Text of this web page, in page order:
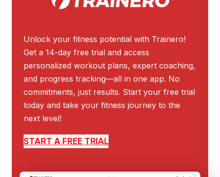
Unlock your fitness potential with Trainero!
Get a 14-day free trial and access
personalized workout plans, expert coaching,
and progress tracking—all in one app. No
commitments, just results. Start your free trial
today and take your fitness journey to the
next level!
START A FREE TRIAL